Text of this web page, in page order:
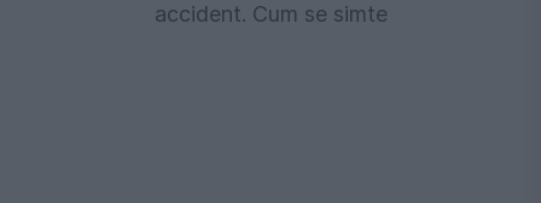
accident. Cum se simte